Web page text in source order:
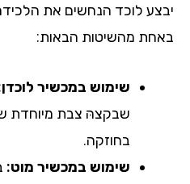
יבצע לוכד הנחשים את
באחת מהשיטות הבאות:
שימוש במכשיר
שבקצהּ צבת מיוחדת
בחוזקה.
שימוש במכשיר מוט: